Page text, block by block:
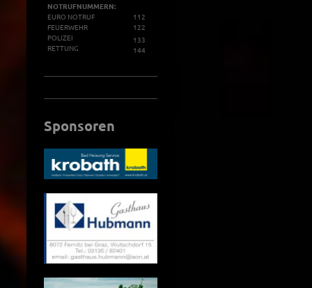
NOTRUFNUMMERN:
EURO NOTRUF
FEUERWEHR
POLIZEI
RETTUNG
112
122
133
144
Sponsoren